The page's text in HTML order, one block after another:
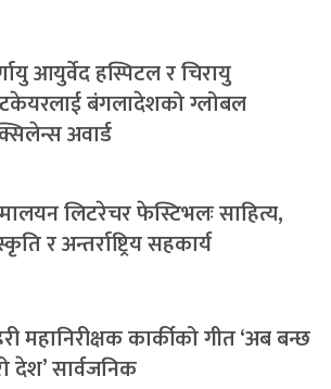
आयुर्वेद हस्पिटल र चिरायु
बंगलादेशको ग्लोबल
अवार्ड
लिटरेचर फेस्टिभलः साहित्य,
र अन्तर्राष्ट्रिय सहकार्य
महानिरीक्षक कार्कीको गीत ‘अब बन्छ
देश’ सार्वजनिक